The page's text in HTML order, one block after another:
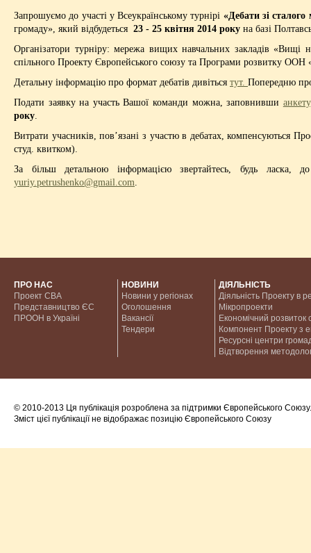
Запрошуємо до участі у Всеукраїнському турнірі «Дебати зі
громаду», який відбудеться 23 - 25 квітня 2014 року на базі
Організатори турніру: мережа вищих навчальних закладів «Вищі
спільного Проекту Європейського союзу та Програми розвитку ООН
Детальну інформацію про формат дебатів дивіться тут. Попередню
Подати заявку на участь Вашої команди можна, заповнивши анкету
року
Витрати учасників, пов’язані з участю в дебатах, компенсуються
студ. квитком).
За більш детальною інформацією звертайтесь, будь
yuriy.petrushenko@gmail.com
ПРО НАС
Проект CBA
Представництво ЄС
ПРООН в Україні
НОВИНИ
Новини у регіонах
Оголошення
Вакансії
Тендери
ДІЯЛЬНІСТЬ
Діяльність Проекту в
Мікропроекти
Економічний розвиток
Компонент Проекту з
Ресурсні центри
Відтворення
© 2010-2013 Ця публікація розроблена за підтримки Європейського Союзу.
Зміст цієї публікації не відображає позицію Європейського Союзу